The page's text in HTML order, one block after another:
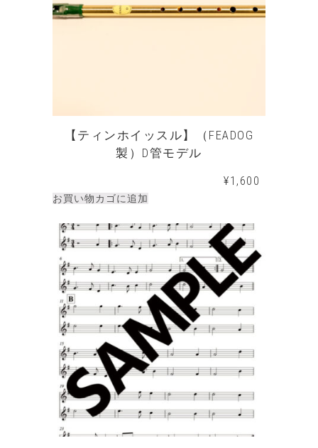
【ティンホイッスル】（FEADOG
製）D管モデル
¥1,600
お買い物カゴに追加